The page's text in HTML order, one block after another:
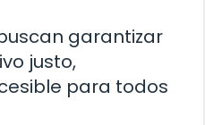
garantizar
justo,
para todos